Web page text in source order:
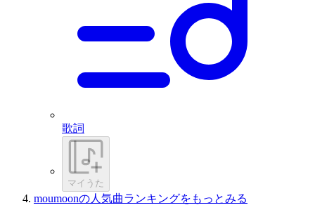
歌詞
マイうた
moumoonの人気曲ランキングをもっとみる